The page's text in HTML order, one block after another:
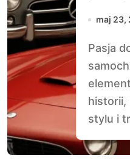
maj 23,
Pasja do klasycznych
historii,
stylu i